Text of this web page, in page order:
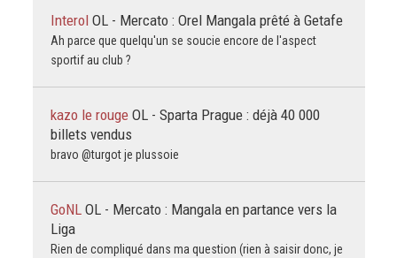
Interol OL - Mercato : Orel Mangala prêté à Getafe
Ah parce que quelqu'un se soucie encore de l'aspect
sportif au club ?
kazo le rouge OL - Sparta Prague : déjà 40 000
billets vendus
bravo @turgot je plussoie
GoNL OL - Mercato : Mangala en partance vers la
Liga
Rien de compliqué dans ma question (rien à saisir donc, je